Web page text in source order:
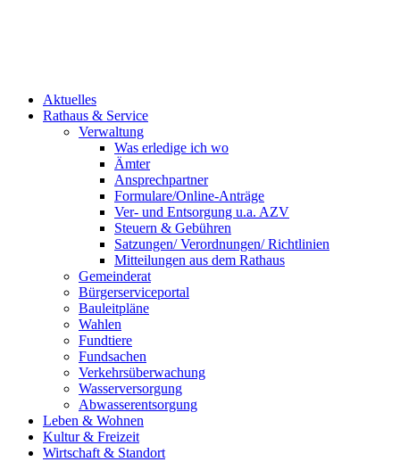
Aktuelles
Rathaus & Service
Verwaltung
Was erledige ich wo
Ämter
Ansprechpartner
Formulare/Online-Anträge
Ver- und Entsorgung u.a. AZV
Steuern & Gebühren
Satzungen/ Verordnungen/ Richtlinien
Mitteilungen aus dem Rathaus
Gemeinderat
Bürgerserviceportal
Bauleitpläne
Wahlen
Fundtiere
Fundsachen
Verkehrsüberwachung
Wasserversorgung
Abwasserentsorgung
Leben & Wohnen
Kultur & Freizeit
Wirtschaft & Standort